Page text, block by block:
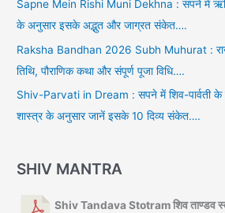
Sapne Mein Rishi Muni Dekhna : सपने में
के अनुसार इसके अद्भुत और जाग्रत संकेत….
Raksha Bandhan 2026 Subh Muhurat :
तिथि, पौराणिक कथा और संपूर्ण पूजा विधि….
Shiv-Parvati in Dream : सपने में शिव-पार्वती के
शास्त्र के अनुसार जानें इसके 10 दिव्य संकेत….
SHIV MANTRA
Shiv Tandava Stotram शिव ताण्डव